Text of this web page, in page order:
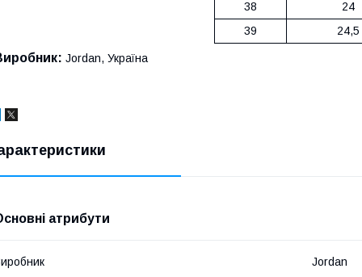
38
24
39
24,5
Jordan, Україна
атрибути
Jordan